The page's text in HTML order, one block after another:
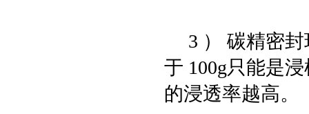
3 ） 碳精密封
于 100g只能是
的浸透率越高。